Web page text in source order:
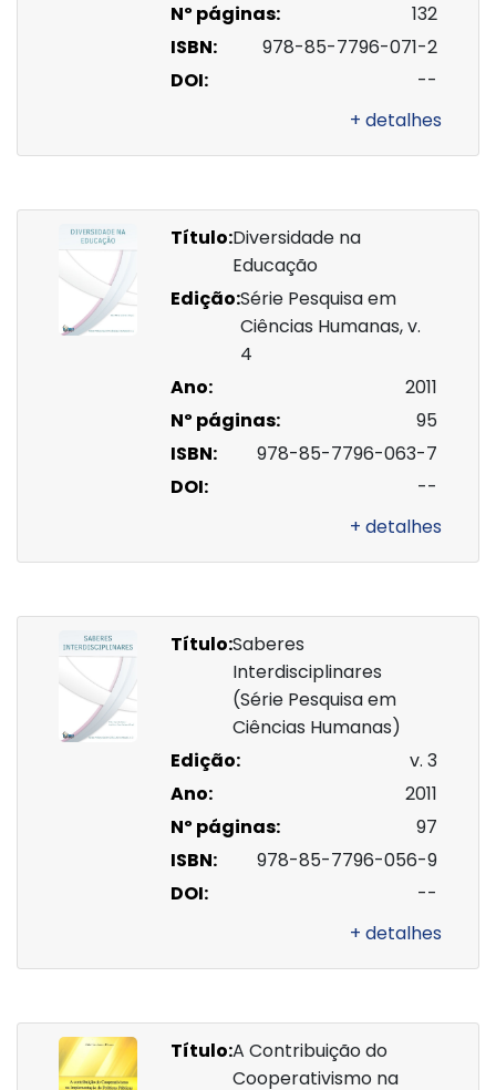
Nº páginas:
132
ISBN:
978-85-7796-071-2
DOI:
--
+ detalhes
Título:Diversidade na
Educação
Edição:Série Pesquisa em
Ciências Humanas, v.
4
Ano:
2011
Nº páginas:
95
ISBN:
978-85-7796-063-7
DOI:
--
+ detalhes
Título:Saberes
Interdisciplinares
(Série Pesquisa em
Ciências Humanas)
Edição:
v. 3
Ano:
2011
Nº páginas:
97
ISBN:
978-85-7796-056-9
DOI:
--
+ detalhes
Título:A Contribuição do
Cooperativismo na